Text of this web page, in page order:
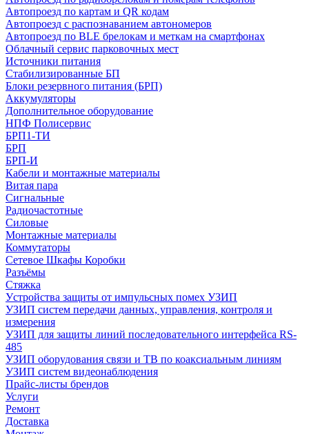
Автопроезд по картам и QR кодам
Автопроезд с распознаванием автономеров
Автопроезд по BLE брелокам и меткам на смартфонах
Облачный сервис парковочных мест
Источники питания
Стабилизированные БП
Блоки резервного питания (БРП)
Аккумуляторы
Дополнительное оборудование
НПФ Полисервис
БРП1-ТИ
БРП
БРП-И
Кабели и монтажные материалы
Витая пара
Сигнальные
Радиочастотные
Силовые
Монтажные материалы
Коммутаторы
Сетевое Шкафы Коробки
Разъёмы
Стяжка
Уcтройства защиты от импульсных помех УЗИП
УЗИП систем передачи данных, управления, контроля и
измерения
УЗИП для защиты линий последовательного интерфейса RS-
485
УЗИП оборудования связи и ТВ по коаксиальным линиям
УЗИП систем видеонаблюдения
Прайс-листы брендов
Услуги
Ремонт
Доставка